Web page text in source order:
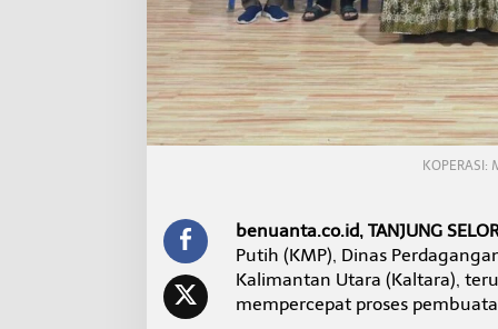
t
u
k
a
n
A
k
o
e
r
a
benuanta.co.id, TANJUNG
Putih (KMP), Dinas
Kalimantan Utara (Kaltara),
mempercepat proses